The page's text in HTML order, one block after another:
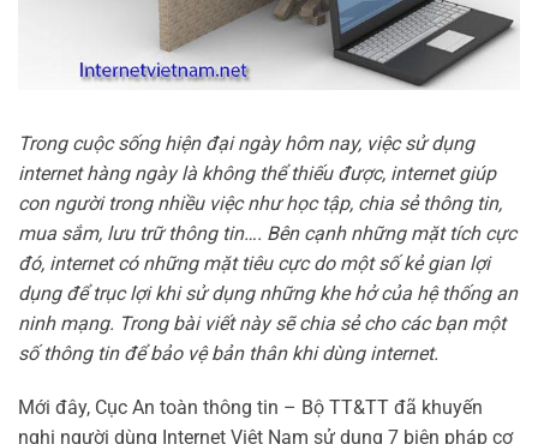
Trong cuộc sống hiện đại ngày hôm nay, việc sử dụng
internet hàng ngày là không thể thiếu được, internet giúp
con người trong nhiều việc như học tập, chia sẻ thông tin,
mua sắm, lưu trữ thông tin…. Bên cạnh những mặt tích cực
đó, internet có những mặt tiêu cực do một số kẻ gian lợi
dụng để trục lợi khi sử dụng những khe hở của hệ thống an
ninh mạng. Trong bài viết này sẽ chia sẻ cho các bạn một
số thông tin để bảo vệ bản thân khi dùng internet.
Mới đây, Cục An toàn thông tin – Bộ TT&TT đã khuyến
nghị người dùng Internet Việt Nam sử dụng 7 biện pháp cơ